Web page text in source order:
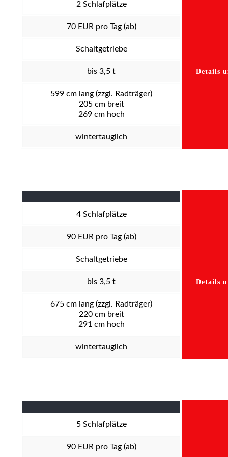
2Schlafplätze
70EUR pro Tag (ab)
Schaltgetriebe
bis 3,5 t
599 cm lang (zzgl. Radträger)
205cm breit
269cm hoch
wintertauglich
Details
4Schlafplätze
90EUR pro Tag (ab)
Schaltgetriebe
bis 3,5 t
675 cm lang (zzgl. Radträger)
220cm breit
291 cm hoch
wintertauglich
Details
5Schlafplätze
90EUR pro Tag (ab)